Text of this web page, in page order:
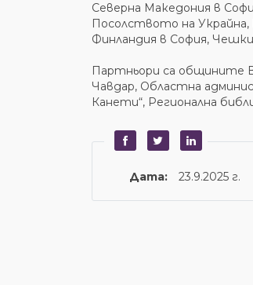
Северна Македония в
Посолството на
Финландия в София,
Партньори са общините
Чавдар, Областна
Канети“, Регионална
Дата: 23.9.2025 г.